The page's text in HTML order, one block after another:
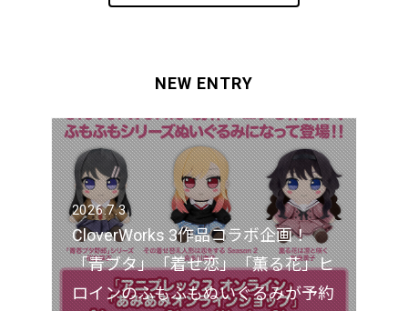
NEW ENTRY
2026.7.3
CloverWorks 3作品コラボ企画！
「青ブタ」「着せ恋」「薫る花」ヒ
ロインのふもふもぬいぐるみが予約